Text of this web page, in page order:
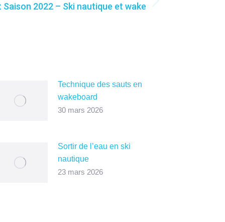
2022 – Ski nautique et wake
Technique des sauts en
wakeboard
30 mars 2026
Sortir de l’eau en ski
nautique
23 mars 2026